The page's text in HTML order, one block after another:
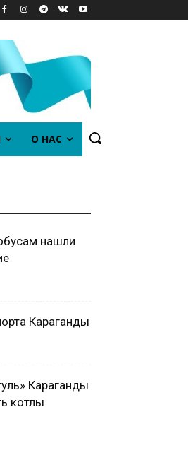
О НАС
нашли
Караганды
Караганды
котлы